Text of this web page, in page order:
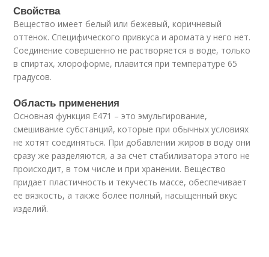
Свойства
Вещество имеет белый или бежевый, коричневый
оттенок. Специфического привкуса и аромата у него нет.
Соединение совершенно не растворяется в воде, только
в спиртах, хлороформе, плавится при температуре 65
градусов.
Область применения
Основная функция Е471 – это эмульгирование,
смешивание субстанций, которые при обычных условиях
не хотят соединяться. При добавлении жиров в воду они
сразу же разделяются, а за счет стабилизатора этого не
происходит, в том числе и при хранении. Вещество
придает пластичность и текучесть массе, обеспечивает
ее вязкость, а также более полный, насыщенный вкус
изделий.